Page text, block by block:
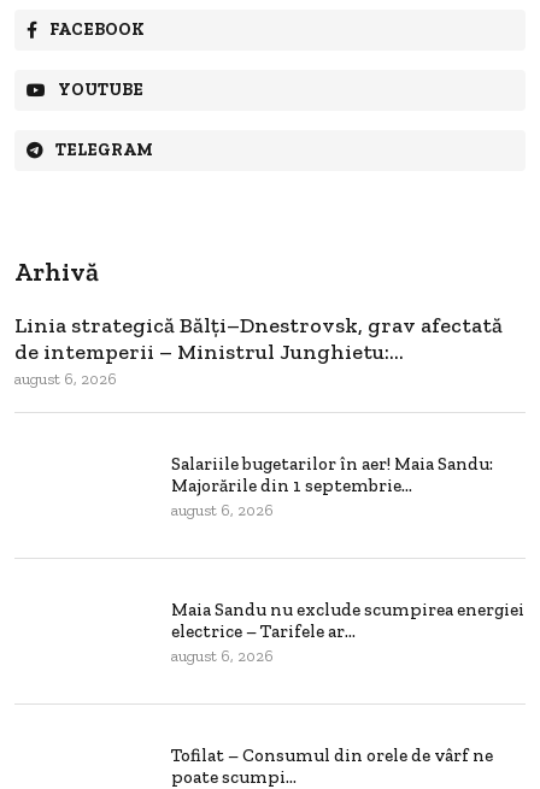
FACEBOOK
YOUTUBE
TELEGRAM
Arhivă
Linia strategică Bălți–Dnestrovsk, grav afectată
de intemperii – Ministrul Junghietu:...
august 6, 2026
Salariile bugetarilor în aer! Maia Sandu:
Majorările din 1 septembrie...
august 6, 2026
Maia Sandu nu exclude scumpirea energiei
electrice – Tarifele ar...
august 6, 2026
Tofilat – Consumul din orele de vârf ne
poate scumpi...